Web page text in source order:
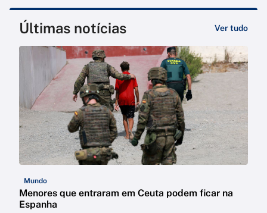
Últimas notícias Ver tudo
Mundo
Menores que entraram em Ceuta podem ficar na
Espanha